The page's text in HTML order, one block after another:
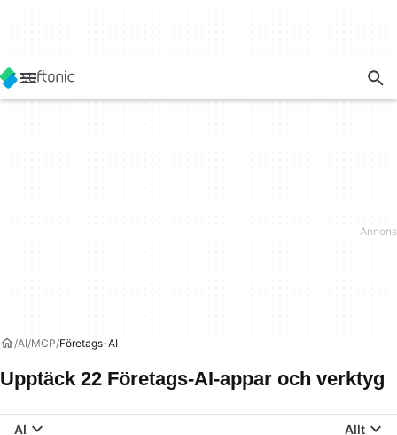
AI MCP Företags-AI
Upptäck 22 Företags-AI-appar och verktyg
AI Allt